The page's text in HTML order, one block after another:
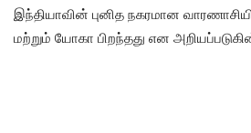
இந்தியாவின் புனித நகரமான
மற்றும் யோகா பிறந்தது என